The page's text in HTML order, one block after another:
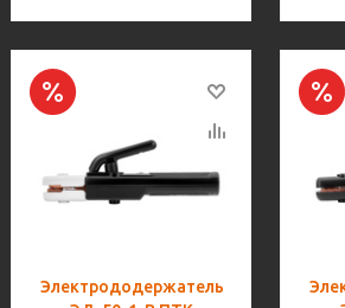
Электрододержатель